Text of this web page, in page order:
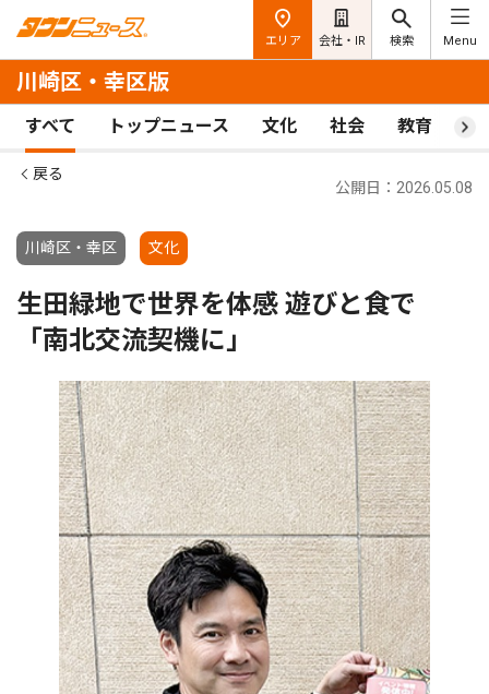
エリア 会社・IR 検索 Menu
川崎区・幸区版
すべて トップニュース 文化 社会 教育 ス
戻る
川崎区・幸区 文化
公開日：2026.05.08
生田緑地で世界を体感 遊びと食で
「南北交流契機に」